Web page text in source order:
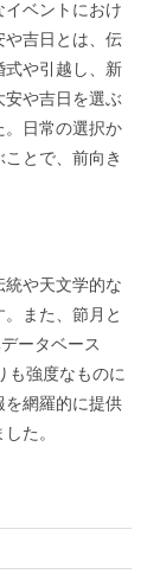
ベントにおけ
や吉日とは、伝
式や引越し、新
安や吉日を選ぶ
。日常の選択か
とで、前向き
や天文学的な
また、節月と
ータベース
も強度なものに
を網羅的に提供
た。